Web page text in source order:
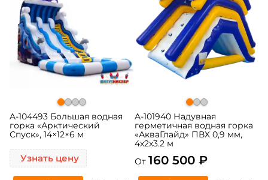
A-104493 Большая водная
горка «Арктический
Спуск», 14×12×6 м
Узнать цену
A-101940 Надувная
герметичная водная горка
«АкваГлайд» ПВХ 0,9 мм,
4х2х3.2 м
От 160 500 ₽